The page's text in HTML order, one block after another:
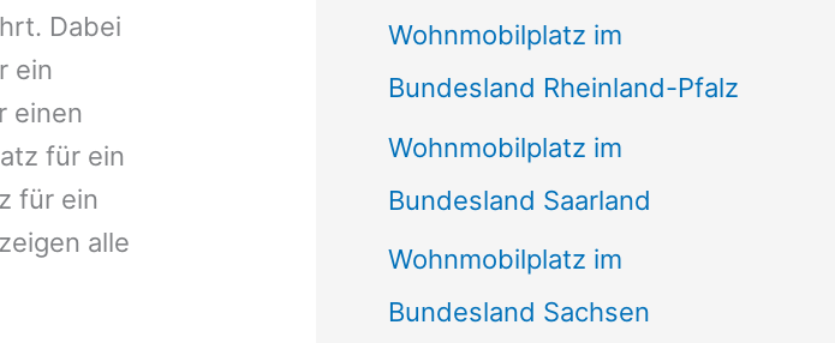
Dabei
ein
einen
für ein
für ein
alle
Wohnmobilplatz im
Bundesland Rheinland-Pfalz
Wohnmobilplatz im
Bundesland Saarland
Wohnmobilplatz im
Bundesland Sachsen